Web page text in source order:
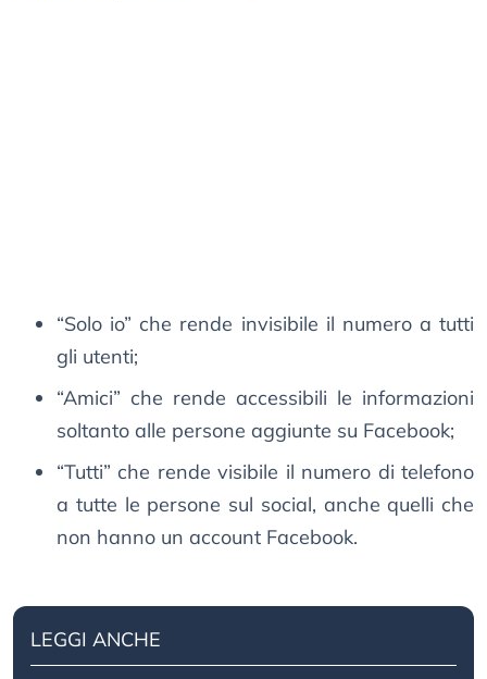
“Solo io” che rende invisibile il numero a tutti
gli utenti;
“Amici” che rende accessibili le informazioni
soltanto alle persone aggiunte su Facebook;
“Tutti” che rende visibile il numero di telefono
a tutte le persone sul social, anche quelli che
non hanno un account Facebook.
LEGGI ANCHE